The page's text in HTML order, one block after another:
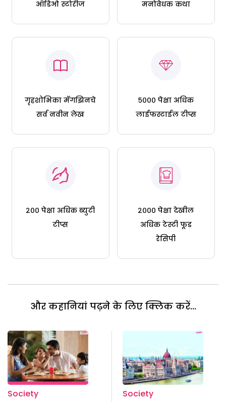
ऑडिओ स्टोरीज
मनोवेधक कथा
गृहशोभिका मॅगझिनचे
सर्व नवीन लेख
५००० पेक्षा अधिक
लाईफस्टाईल टीप्स
२०० पेक्षा अधिक ब्युटी
टीप्स
२००० पेक्षा देखील
अधिक टेस्टी फूड
रेसिपी
और कहानियां पढ़ने के लिए क्लिक करें...
Society
Society